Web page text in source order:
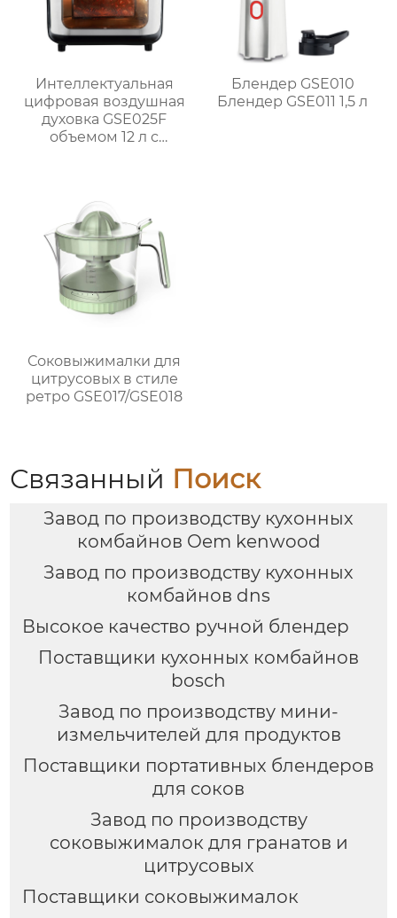
Интеллектуальная
цифровая воздушная
духовка GSE025F
объемом 12 л с
Блендер GSE010
Блендер GSE011 1,5 л
Соковыжималки для
цитрусовых в стиле
ретро GSE017/GSE018
Связанный Поиск
Завод по производству кухонных
комбайнов Oem kenwood
Завод по производству кухонных
комбайнов dns
Высокое качество ручной блендер
Поставщики кухонных комбайнов
bosch
Завод по производству мини-
измельчителей для продуктов
Поставщики портативных блендеров
для соков
Завод по производству
соковыжималок для гранатов и
цитрусовых
Поставщики соковыжималок